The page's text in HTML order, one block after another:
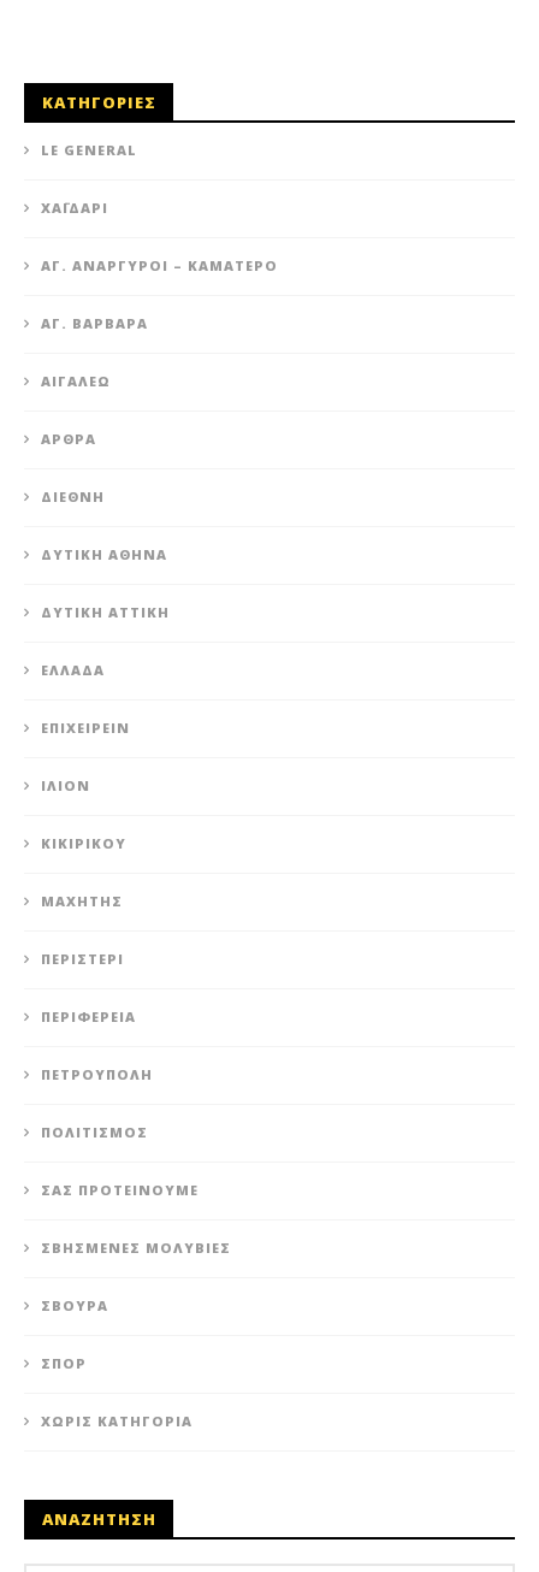
ΚΑΤΗΓΟΡΙΕΣ
LE GENERAL
XΑΪΔΆΡΙ
ΆΓ. ΑΝΆΡΓΥΡΟΙ – KΑΜΑΤΕΡΌ
ΑΓ. ΒΑΡΒΆΡΑ
ΑΙΓΆΛΕΩ
ΆΡΘΡΑ
ΔΙΕΘΝΉ
ΔΥΤΙΚΉ ΑΘΉΝΑ
ΔΥΤΙΚΉ ΑΤΤΙΚΉ
ΕΛΛΆΔΑ
ΕΠΙΧΕΙΡΕΊΝ
ΊΛΙΟΝ
ΚΙΚΙΡΙΚΟΥ
ΜΑΧΗΤΗΣ
ΠΕΡΙΣΤΈΡΙ
ΠΕΡΙΦΈΡΕΙΑ
ΠΕΤΡΟΎΠΟΛΗ
ΠΟΛΙΤΙΣΜΌΣ
ΣΑΣ ΠΡΟΤΕΊΝΟΥΜΕ
ΣΒΗΣΜΈΝΕΣ ΜΟΛΥΒΙΈΣ
ΣΒΟΎΡΑ
ΣΠΟΡ
ΧΩΡΊΣ ΚΑΤΗΓΟΡΊΑ
ΑΝΑΖΗΤΗΣΗ